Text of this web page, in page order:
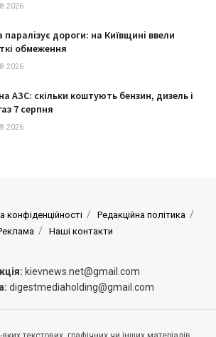
паралізує дороги: на Київщині ввели
обмеження
АЗС: скільки коштують бензин, дизель і
7 серпня
конфіденційності
Редакційна політика
Наші контакти
kievnews.net@gmail.com
digestmediaholding@gmail.com